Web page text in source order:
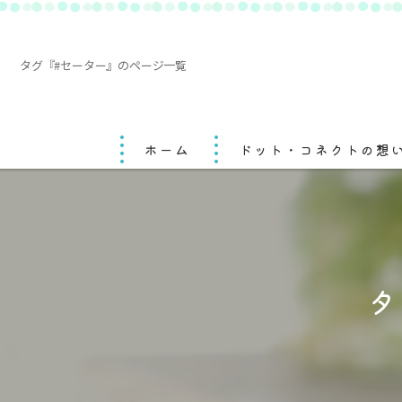
タグ『#セーター』のページ一覧
ホーム ドット・コネクトの想